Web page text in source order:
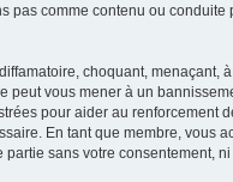
pas comme contenu ou
choquant,
vous mener à un
pour aider au
En tant que membre,
sans votre consentement,